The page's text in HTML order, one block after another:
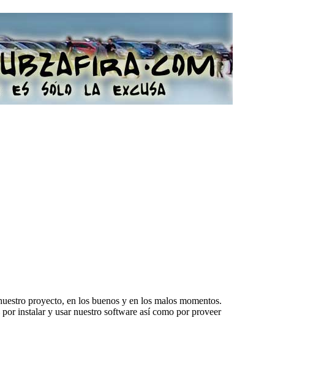
proyecto, en los buenos y en los malos momentos.
instalar y usar nuestro software así como por proveer